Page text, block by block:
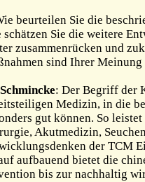
beurteilen Sie die
schätzen Sie die weitere
zusammenrücken und
sind Ihrer
: Der Begriff der
Medizin, in die
gut können. So
Akutmedizin,
der TCM
aufbauend bietet die
bis zur nachhaltig